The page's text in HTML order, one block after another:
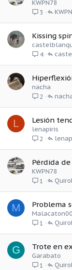
KWPN78
3
Kissing
4
nacha
2
L Lesión
lenapiris
2
Pérdida
KWPN78
1
M Problema
1
G Trote en
Garabato
1